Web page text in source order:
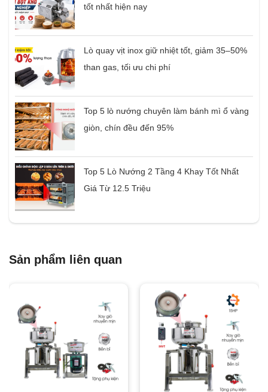
tốt nhất hiện nay
Lò quay vịt inox giữ nhiệt tốt, giảm 35–50%
than gas, tối ưu chi phí
Top 5 lò nướng chuyên làm bánh mì ổ vàng
giòn, chín đều đến 95%
Top 5 Lò Nướng 2 Tầng 4 Khay Tốt Nhất
Giá Từ 12.5 Triệu
Sản phẩm liên quan